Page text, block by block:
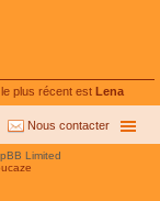
plus récent est Lena
Nous contacter
Limited